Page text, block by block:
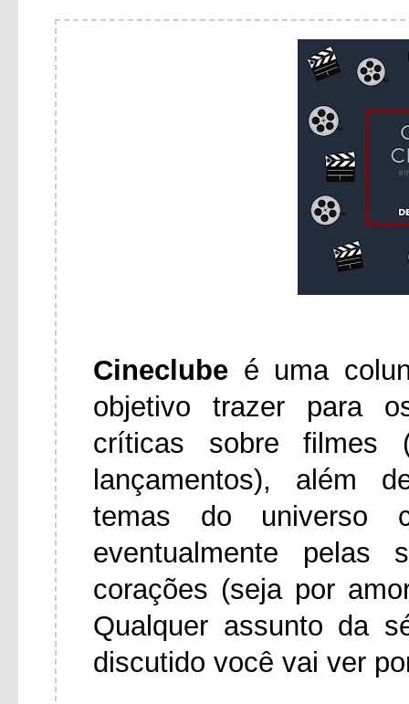
Cineclube é uma
objetivo trazer para
críticas sobre
lançamentos), além
temas do universo
eventualmente pelas
corações (seja por
Qualquer assunto da
discutido você vai ver